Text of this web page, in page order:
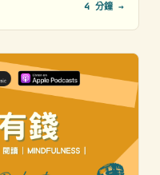
4 分鐘 →